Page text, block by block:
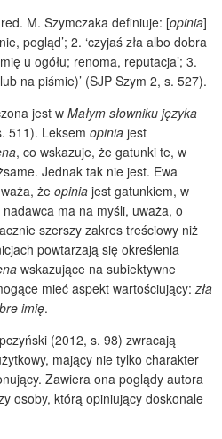
M. Szymczaka definiuje: [opinia]
pogląd’; 2. ‘czyjaś zła albo dobra
u ogółu; renoma, reputacja’; 3.
na piśmie)’ (SJP Szym 2, s. 527).
jest w Małym słowniku języka
511). Leksem opinia jest
, co wskazuje, że gatunki te, w
Jednak tak nie jest. Ewa
że opinia jest gatunkiem, w
ma na myśli, uważa, o
szerszy zakres treściowy niż
powtarzają się określenia
wskazujące na subiektywne
mieć aspekt wartościujący: zła
imię.
(2012, s. 98) zwracają
mający nie tylko charakter
Zawiera ona poglądy autora
osoby, którą opiniujący doskonale